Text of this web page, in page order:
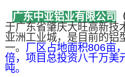
广东中亚铝业有限公司
于广东省肇庆大旺高新技
亚洲工业城，是目前的铝
一。 厂区占地面积806亩
倍，项目总投资八千万美
吨。